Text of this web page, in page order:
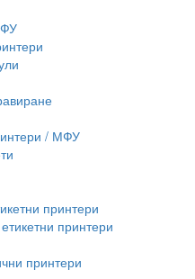
/ МФУ
принтери
принтери
принтери